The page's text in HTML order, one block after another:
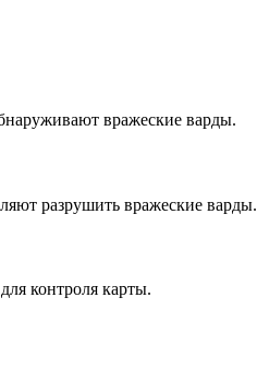
вражеские варды.
разрушить вражеские варды.
контроля карты.